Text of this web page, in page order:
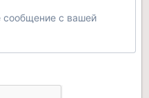
сообщение с вашей